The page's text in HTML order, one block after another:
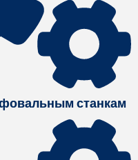
станкам